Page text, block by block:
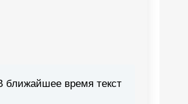
ближайшее время текст